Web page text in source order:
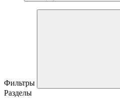
Фильтры
Разделы